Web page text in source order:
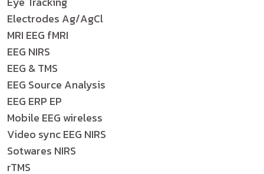
Electrodes Ag/AgCl
MRI EEG fMRI
EEG NIRS
EEG & TMS
EEG Source Analysis
EEG ERP EP
Mobile EEG wireless
Video sync EEG NIRS
Sotwares NIRS
rTMS